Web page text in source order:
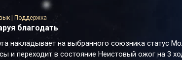
| Поддержка
благодать
накладывает на выбранного союзника статус
и переходит в состояние Неистовый ожог на 3